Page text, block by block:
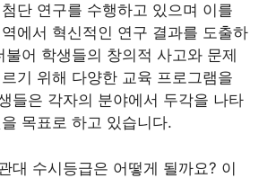
단 연구를 수행하고 있으며 이를
에서 혁신적인 연구 결과를 도출하
불어 학생들의 창의적 사고와 문제
기 위해 다양한 교육 프로그램을
들은 각자의 분야에서 두각을 나타
목표로 하고 있습니다.
대 수시등급은 어떻게 될까요? 이